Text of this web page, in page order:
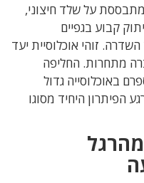
על שלד חיצוני,
קבוע בגפיים
זוהי אוכלוסיית יעד
מתחרות. החליפה
באוכלוסייה גדול
הפיתרון היחיד מסוגו